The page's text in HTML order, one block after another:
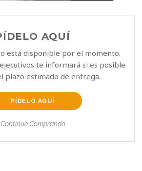
AQUÍ
está disponible por el momento.
te informará si es posible
plazo estimado de entrega.
PÍDELO AQUÍ
Continue Comprando